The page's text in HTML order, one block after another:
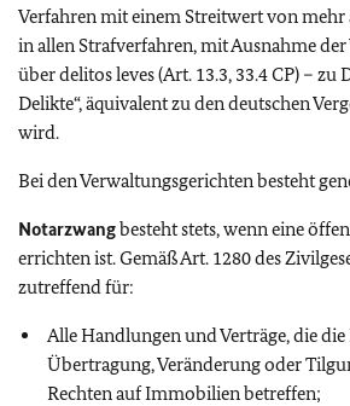
Verfahren mit einem Streitwert von mehr
in allen Strafverfahren, mit Ausnahme
über delitos leves (Art. 13.3, 33.4 CP) – zu
Delikte“, äquivalent zu den deutschen
wird.
Bei den Verwaltungsgerichten besteht
Notarzwangbesteht stets, wenn eine
errichten ist. Gemäß Art. 1280 des
zutreffend für:
Alle Handlungen und Verträge, die
Übertragung, Veränderung oder
Rechten auf Immobilien betreffen;